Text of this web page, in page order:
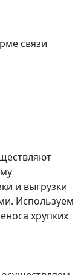
связи
и выгрузки
Используем
хрупких